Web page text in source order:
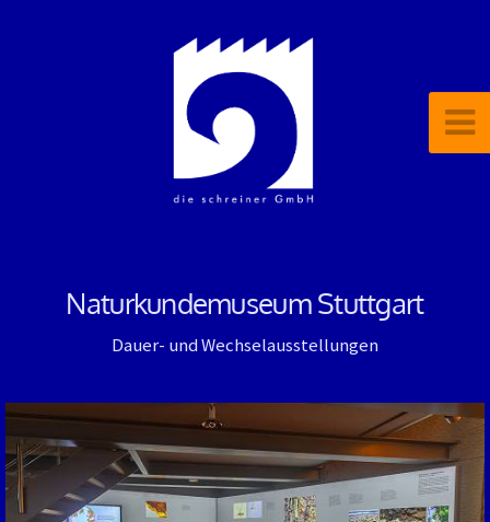
Naturkundemuseum Stuttgart
Dauer- und Wechselausstellungen